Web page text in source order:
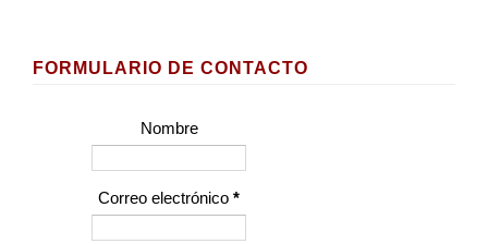
FORMULARIO DE CONTACTO
Nombre
Correo electrónico *